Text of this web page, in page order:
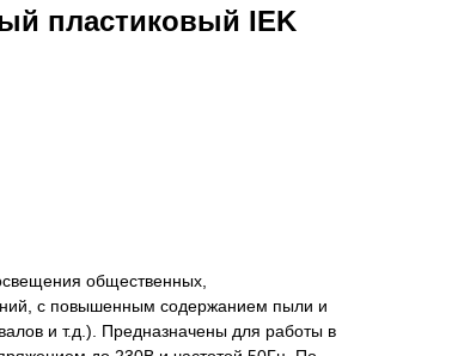
пластиковый IEK
общественных,
с повышенным содержанием пыли и
и т.д.). Предназначены для работы в